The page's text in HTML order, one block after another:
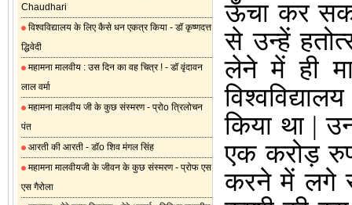
Chaudhari
विश्वविद्यालय के लिए कैसे धन एकत्र किया - डॉ कृष्णदत्त
द्धिवेदी
महामना मालवीय : उस दिन का वह चित्र ! - डॉ वृंदावन
लाल वर्मा
महामना मालवीय जी के कुछ संस्मरण - प्रोo त्रिलोचन
पंत
आरती की आरती - डॉo शिव मंगल सिंह
महामना मालवीयजी के जीवन के कुछ संस्मरण - प्रोफ एस
एस गैरोला
ऊँचा कर
से उन्हें
लेने में ही
किया था |
एक करोड़
करने में लगे